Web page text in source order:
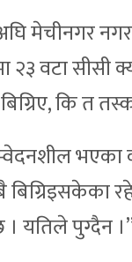
अघि मेचीनगर
वटा सीसी
कि त
। यतिले पुग्दैन